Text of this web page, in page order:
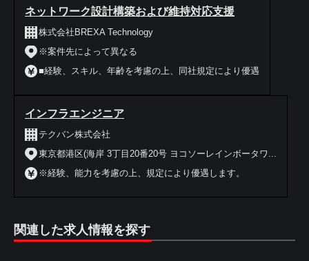
ネットワーク設計構築および維持対応支援
株式会社BREXA Technology
※案件先によって異なる
■経験、スキル、年齢を考慮の上、同社規定により優遇
インフラエンジニア
テクバン株式会社
東京都港区(海岸 3丁目20番20号 ヨコソーレインボータワ...
※経験、能力を考慮の上、規定により優遇します。
関連した求人情報を探す